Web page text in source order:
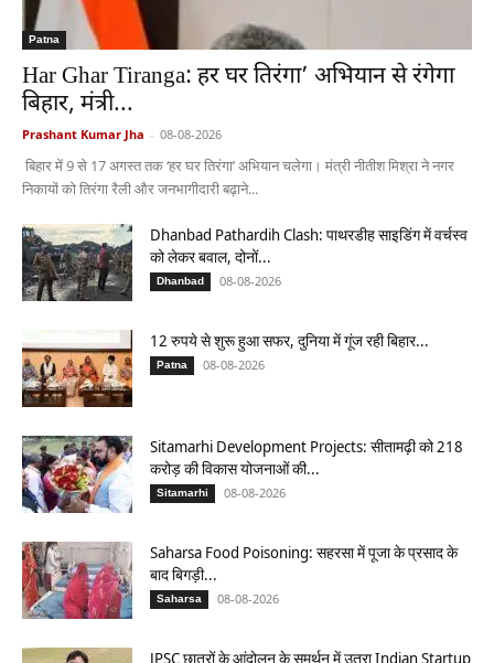
Patna
Har Ghar Tiranga: हर घर तिरंगा’ अभियान से रंगेगा
बिहार, मंत्री...
Prashant Kumar Jha - 08-08-2026
बिहार में 9 से 17 अगस्त तक ‘हर घर तिरंगा’ अभियान चलेगा। मंत्री नीतीश मिश्रा ने नगर
निकायों को तिरंगा रैली और जनभागीदारी बढ़ाने...
Dhanbad Pathardih Clash: पाथरडीह साइडिंग में वर्चस्व
को लेकर बवाल, दोनों...
Dhanbad 08-08-2026
12 रुपये से शुरू हुआ सफर, दुनिया में गूंज रही बिहार...
Patna 08-08-2026
Sitamarhi Development Projects: सीतामढ़ी को 218
करोड़ की विकास योजनाओं की...
Sitamarhi 08-08-2026
Saharsa Food Poisoning: सहरसा में पूजा के प्रसाद के
बाद बिगड़ी...
Saharsa 08-08-2026
JPSC छात्रों के आंदोलन के समर्थन में उतरा Indian Startup